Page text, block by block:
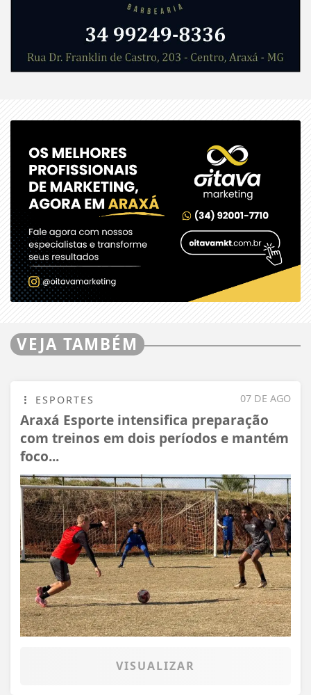
VEJA TAMBÉM
07 DE AGO
ESPORTES
Araxá Esporte intensifica preparação
com treinos em dois períodos e mantém
foco...
VISUALIZAR